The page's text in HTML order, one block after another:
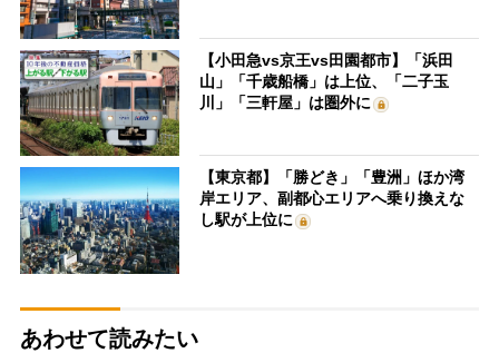
【小田急vs京王vs田園都市】「浜田
山」「千歳船橋」は上位、「二子玉
川」「三軒屋」は圏外に
【東京都】「勝どき」「豊洲」ほか湾
岸エリア、副都心エリアへ乗り換えな
し駅が上位に
あわせて読みたい